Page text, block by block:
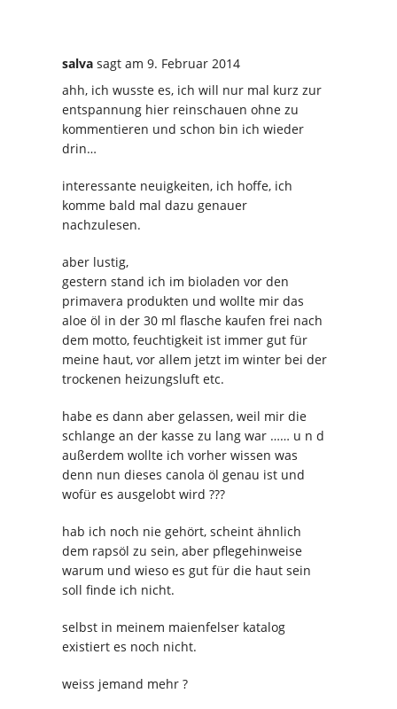
salva sagt am 9. Februar 2014
ahh, ich wusste es, ich will nur mal kurz zur
entspannung hier reinschauen ohne zu
kommentieren und schon bin ich wieder
drin…
interessante neuigkeiten, ich hoffe, ich
komme bald mal dazu genauer
nachzulesen.
aber lustig,
gestern stand ich im bioladen vor den
primavera produkten und wollte mir das
aloe öl in der 30 ml flasche kaufen frei nach
dem motto, feuchtigkeit ist immer gut für
meine haut, vor allem jetzt im winter bei der
trockenen heizungsluft etc.
habe es dann aber gelassen, weil mir die
schlange an der kasse zu lang war …… u n d
außerdem wollte ich vorher wissen was
denn nun dieses canola öl genau ist und
wofür es ausgelobt wird ???
hab ich noch nie gehört, scheint ähnlich
dem rapsöl zu sein, aber pflegehinweise
warum und wieso es gut für die haut sein
soll finde ich nicht.
selbst in meinem maienfelser katalog
existiert es noch nicht.
weiss jemand mehr ?